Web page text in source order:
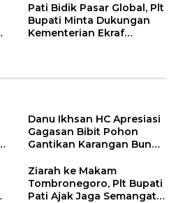
Pati Bidik Pasar Global, Plt
Bupati Minta Dukungan
Kementerian Ekraf
Danu Ikhsan HC Apresiasi
Gagasan Bibit Pohon
Gantikan Karangan Bunga
Ziarah ke Makam
Tombronegoro, Plt Bupati
Pati Ajak Jaga Semangat